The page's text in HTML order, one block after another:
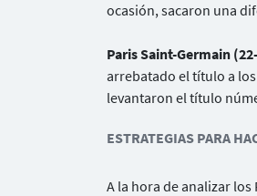
ocasión, sacaron una
Paris Saint-Germain
arrebatado el título a
levantaron el título
ESTRATEGIAS PARA
A la hora de analizar